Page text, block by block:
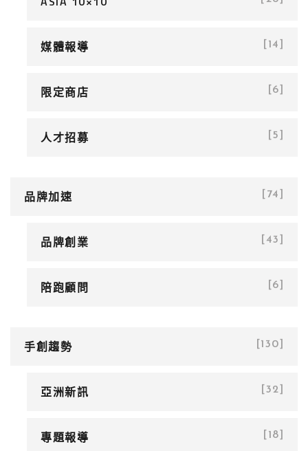
媒體報導 [14]
限定商店 [6]
人才招募 [5]
品牌加速 [74]
品牌創業 [43]
陪跑顧問 [6]
手創趨勢 [130]
亞洲新訊 [32]
專題報導 [18]